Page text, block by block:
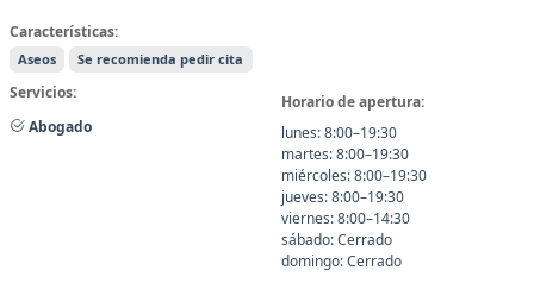
Características:
Aseos Se recomienda pedir cita
Servicios:
Abogado
Horario de apertura:
lunes: 8:00–19:30
martes: 8:00–19:30
miércoles: 8:00–19:30
jueves: 8:00–19:30
viernes: 8:00–14:30
sábado: Cerrado
domingo: Cerrado